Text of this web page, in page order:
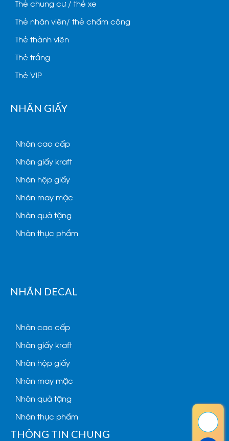
Thẻ chung cư / thẻ xe
Thẻ nhân viên/ thẻ chấm công
Thẻ thành viên
Thẻ trắng
Thẻ VIP
NHÃN GIẤY
Nhãn cao cấp
Nhãn giấy kraft
Nhãn hộp giấy
Nhãn may mặc
Nhãn quà tặng
Nhãn thực phẩm
NHÃN DECAL
Nhãn cao cấp
Nhãn giấy kraft
Nhãn hộp giấy
Nhãn may mặc
Nhãn quà tặng
Nhãn thực phẩm
THÔNG TIN CHUNG